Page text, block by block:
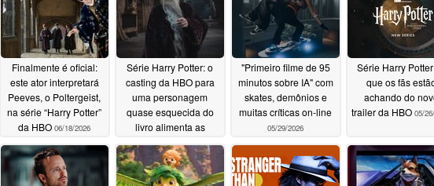
Finalmente é oficial:
este ator interpretará
Peeves, o Poltergeist,
na série “Harry Potter”
da HBO 06/18/2026
Série Harry Potter: o
casting da HBO para
uma personagem
quase esquecida do
livro alimenta as
adaptação fiel06/15/2026
"Primeiro filme de 95
minutos sobre IA" com
skates, demônios e
muitas críticas on-line
05/29/2026
Série Harry
que os fãs
achando do
trailer da HBO 05/